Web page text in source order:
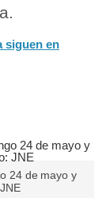
siguen en
24 de mayo y